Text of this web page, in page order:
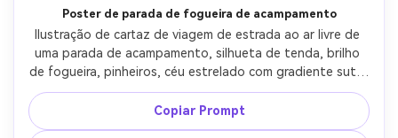
Poster de parada de fogueira de acampamento
Ilustração de cartaz de viagem de estrada ao ar livre de
uma parada de acampamento, silhueta de tenda, brilho
de fogueira, pinheiros, céu estrelado com gradiente sutil,
ícones de distintivo (acampamento, quilometragem,
coordenadas), destaques laranja-bruma quente contra
azul profundo, papel texturizado e grão de tinta, título
Copiar Prompt